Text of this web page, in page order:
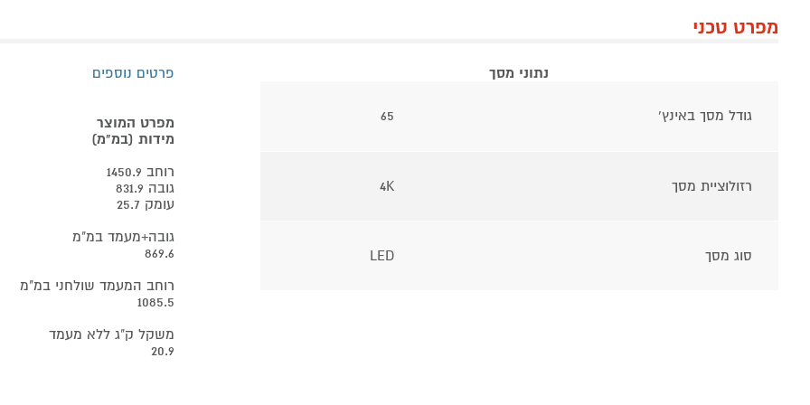
מפרט טכני
נתוני מסך
גודל מסך באינץ' 65
רזולוציית מסך 4K
סוג מסך LED
פרטים נוספים
מפרט המוצר
מידות (במ"מ)
רוחב 1450.9
גובה 831.9
עומק 25.7
גובה+מעמד במ"מ
869.6
רוחב המעמד שולחני במ"מ
1085.5
משקל ק"ג ללא מעמד
20.9